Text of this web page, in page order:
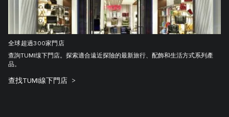
全球超過300家門店
查詢TUMI缐下門店。探索適合遠近探險的最新旅行、配飾和生活方式系列產
品。
查找TUMI線下門店